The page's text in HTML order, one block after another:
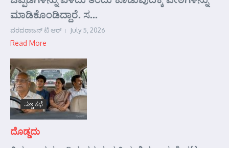
ಮಾಡಿಕೊಂಡಿದ್ದಾರೆ. ಸ...
ವರದರಾಜನ್ ಟಿ ಆರ್ July 5, 2026
Read More
ಸಣ್ಣ ಕಥೆ
ದೊಡ್ಡದು